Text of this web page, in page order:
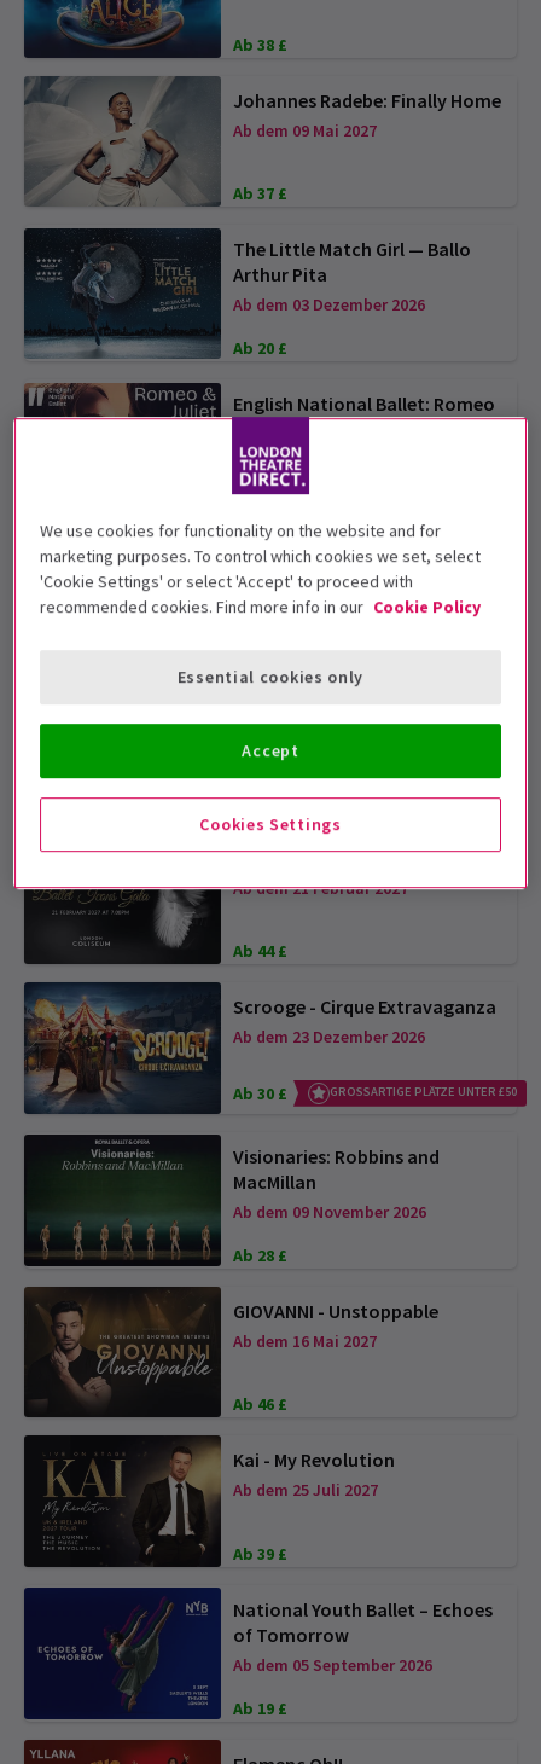
Ab 38 £
Johannes Radebe: Finally Home
Ab dem 09 Mai 2027
Ab 37 £
The Little Match Girl — Ballo
Arthur Pita
Ab dem 03 Dezember 2026
Ab 20 £
English National Ballet: Romeo
Ab dem 14 Januar 2027
Cirque Berserk
Ab dem 21 Oktober 2026
Ab 44 £
The Ballet Icons Gala
Ab dem 21 Februar 2027
Ab 44 £
Scrooge - Cirque Extravaganza
Ab dem 23 Dezember 2026
Ab 30 £ GROSSARTIGE PLÄTZE UNTER £50
Visionaries: Robbins and
MacMillan
Ab dem 09 November 2026
Ab 28 £
GIOVANNI - Unstoppable
Ab dem 16 Mai 2027
Ab 46 £
Kai - My Revolution
Ab dem 25 Juli 2027
Ab 39 £
National Youth Ballet – Echoes
of Tomorrow
Ab dem 05 September 2026
Ab 19 £
We use cookies for functionality on the website and for
marketing purposes. To control which cookies we set, select
'Cookie Settings' or select 'Accept' to proceed with
recommended cookies. Find more info in our Cookie Policy
Cookies Settings
Essential cookies only
Accept